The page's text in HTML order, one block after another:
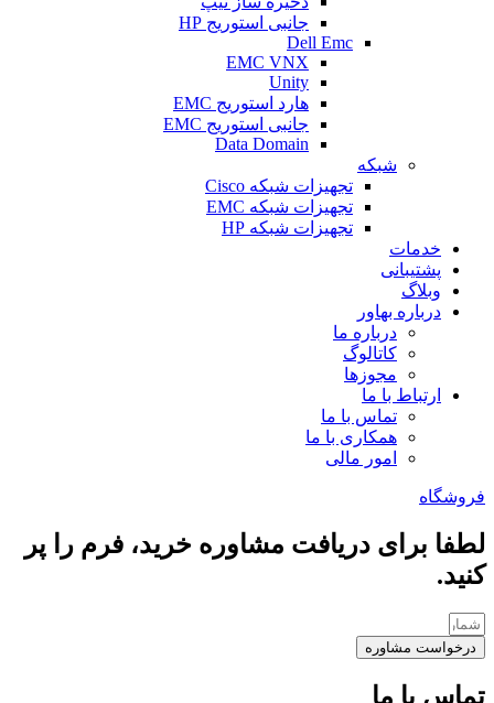
جانبی استوریج HP
Dell Emc
EMC VNX
Unity
هارد استوریج EMC
جانبی استوریج EMC
Data Domain
شبکه
تجهیزات شبکه Cisco
تجهیزات شبکه EMC
تجهیزات شبکه HP
خدمات
پشتیبانی
وبلاگ
درباره بهاور
درباره ما
کاتالوگ
مجوزها
ارتباط با ما
تماس با ما
همکاری با ما
امور مالی
فروشگاه
لطفا برای دریافت مشاوره خرید، فرم را پر
کنید.
درخواست مشاوره
تماس با ما